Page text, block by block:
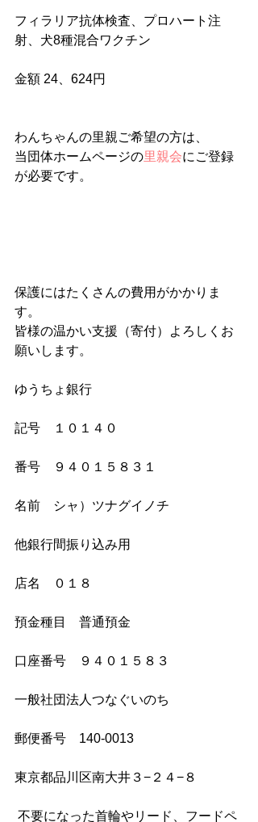
フィラリア抗体検査、プロハート注
射、犬8種混合ワクチン
金額 24、624円
わんちゃんの里親ご希望の方は、
当団体ホームページの里親会にご登録
が必要です。
保護にはたくさんの費用がかかりま
す。
皆様の温かい支援（寄付）よろしくお
願いします。
ゆうちょ銀行
記号　１０１４０
番号　９４０１５８３１
名前　シャ）ツナグイノチ
他銀行間振り込み用
店名　０１８
預金種目　普通預金
口座番号　９４０１５８３
一般社団法人つなぐいのち
郵便番号　140-0013
東京都品川区南大井３−２４−８